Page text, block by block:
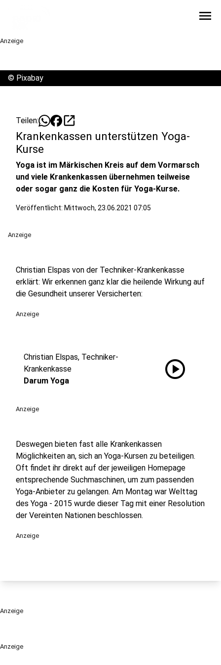
menu
Anzeige
Anzeige
© Pixabay
Teilen: open_in_new
Krankenkassen unterstützen Yoga-
Kurse
Yoga ist im Märkischen Kreis auf dem Vormarsch
und viele Krankenkassen übernehmen teilweise
oder sogar ganz die Kosten für Yoga-Kurse.
Veröffentlicht: Mittwoch, 23.06.2021 07:05
Anzeige
Christian Elspas von der Techniker-Krankenkasse
erklärt: Wir erkennen ganz klar die heilende Wirkung auf
die Gesundheit unserer Versicherten:
Anzeige
Christian Elspas, Techniker-
Krankenkasse
Darum Yoga
play_circle
Anzeige
Deswegen bieten fast alle Krankenkassen
Möglichkeiten an, sich an Yoga-Kursen zu beteiligen.
Oft findet ihr direkt auf der jeweiligen Homepage
entsprechende Suchmaschinen, um zum passenden
Yoga-Anbieter zu gelangen. Am Montag war Welttag
des Yoga - 2015 wurde dieser Tag mit einer Resolution
der Vereinten Nationen beschlossen.
Anzeige
Anzeige